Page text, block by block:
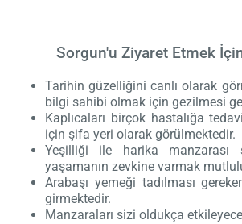
Sorgun'u Ziyaret Etmek
Tarihin güzelliğini canlı olarak
bilgi sahibi olmak için gezilmesi
Kaplıcaları birçok hastalığa
için şifa yeri olarak görülmektedir.
Yeşilliği ile harika manzarası
yaşamanın zevkine varmak
Arabaşı yemeği tadılması
girmektedir.
Manzaraları sizi oldukça